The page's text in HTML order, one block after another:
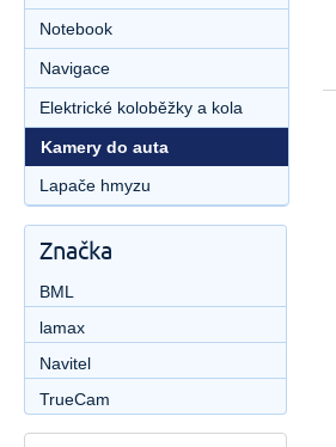
Notebook
Navigace
Elektrické koloběžky a kola
Kamery do auta
Lapače hmyzu
Značka
BML
lamax
Navitel
TrueCam